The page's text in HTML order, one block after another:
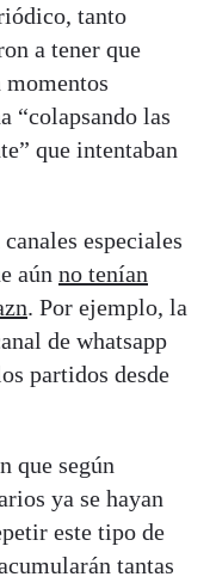
tanto
a tener que
“colapsando las
que intentaban
especiales
aún no tenían
. Por ejemplo, la
de whatsapp
partidos desde
que según
ya se hayan
este tipo de
tantas